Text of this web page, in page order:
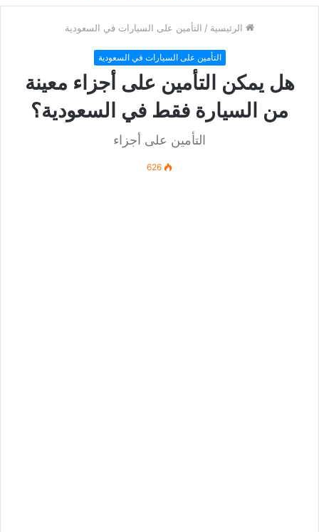
الرئيسية / التأمين على السيارات في السعودية
التأمين على السيارات في السعودية
هل يمكن التأمين على أجزاء معينة
من السيارة فقط في السعودية؟
التأمين على أجزاء
626